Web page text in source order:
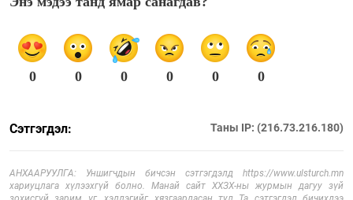
0 0 0 0 0 0
Сэтгэгдэл: Таны IP: (216.73.216.180)
АНХААРУУЛГА: Уншигчдын бичсэн сэтгэгдэлд https://www.ulsturch.mn
хариуцлага хүлээхгүй болно. Манай сайт ХХЗХ-ны журмын дагуу зүй